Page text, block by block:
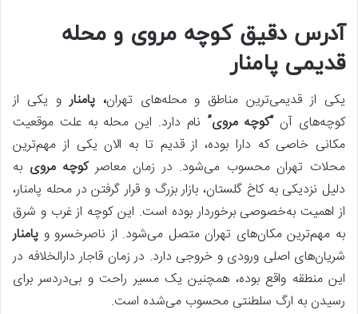
آدرس دقیق کوچه مروی و محله
قدیمی پامنار
یکی از قدیمی‌ترین مناطق و محله‌های تهران، پامنارو یکی از
کوچه‌های آن“کوچه مروی” نام دارد. این محله به علت موقعیت
مکانی خاصی که دارا بوده، از قدیم تا به الان یکی از مهم‌ترین
محلات تهران محسوب می‌شود. در زمان معاصرکوچه مروی به
دلیل نزدیکی به کاخ گلستان، بازار بزرگ و قرار گرفتن در محله پامنار،
از اهمیت به‌خصوصی برخوردار بوده است. این کوچه از غرب و شرق
به مهم‌ترین مکان‌های تهران متصل می‌شود. از ناصرخسرو و پامنار
شریان‌های اصلی ورودی و خروجی دارد. در زمان قاجار دارالخلافه در
این منطقه واقع بوده، همچنین یک مسیر راحت و بی‌دردسر برای
رسیدن به ارگ سلطنتی محسوب می‌شده است.